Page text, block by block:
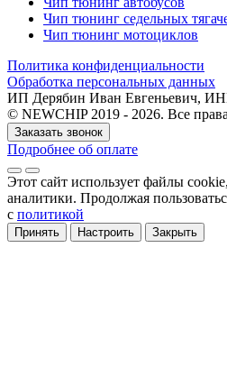
Чип тюнинг седельных
Чип тюнинг мотоциклов
Политика конфиденциальности
Обработка персональных данных
ИП Дерябин Иван Евгеньевич,
© NEWCHIP 2019 - 2026. Все
Заказать звонок
Подробнее об оплате
Этот сайт использует файлы cookie
аналитики. Продолжая
с политикой
Принять Настроить Закрыть